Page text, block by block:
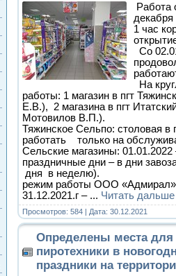
Работа
декабря
1 час
Со
На
работы: 1 магазин в пгт
Е.В.), 2 магазина в пгт
Мотовилов В.П.).
Тяжинское Сельпо: столовая
работать только на
Сельские магазины:
праздничные дни – в дни
дня в неделю).
режим работы ООО
31.12.2021.г – ... Читать дальше
Просмотров: 584 | Дата: 30.12.2021
Определены места для
пиротехники в
праздники на